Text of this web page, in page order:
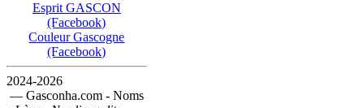
Esprit GASCON
(Facebook)
Couleur Gascogne
(Facebook)
2024-2026
— Gasconha.com - Noms